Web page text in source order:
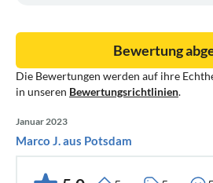
Die Bewertungen werden auf ihre
in unseren Bewertungsrichtlinien.
Bewertung
Januar 2023
Marco J. aus Potsdam